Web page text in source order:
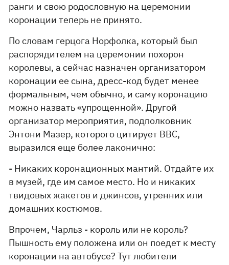
ранги и свою родословную на церемонии
коронации теперь не принято.
По словам герцога Норфолка, который был
распорядителем на церемонии похорон
королевы, а сейчас назначен организатором
коронации ее сына, дресс-код будет менее
формальным, чем обычно, и саму коронацию
можно назвать «упрощенной». Другой
организатор мероприятия, подполковник
Энтони Мазер, которого цитирует ВВС,
выразился еще более лаконично:
- Никаких коронационных мантий. Отдайте их
в музей, где им самое место. Но и никаких
твидовых жакетов и джинсов, утренних или
домашних костюмов.
Впрочем, Чарльз - король или не король?
Пышность ему положена или он поедет к месту
коронации на автобусе? Тут любители